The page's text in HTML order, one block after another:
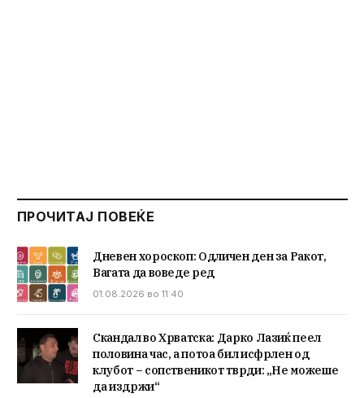
ПРОЧИТАЈ ПОВЕЌЕ
Дневен хороскоп: Одличен ден за Ракот,
Вагата да воведе ред
01.08.2026 во 11:40
Скандал во Хрватска: Дарко Лазиќ пеел
половина час, а потоа бил исфрлен од
клубот – сопственикот тврди: „Не можеше
да издржи“